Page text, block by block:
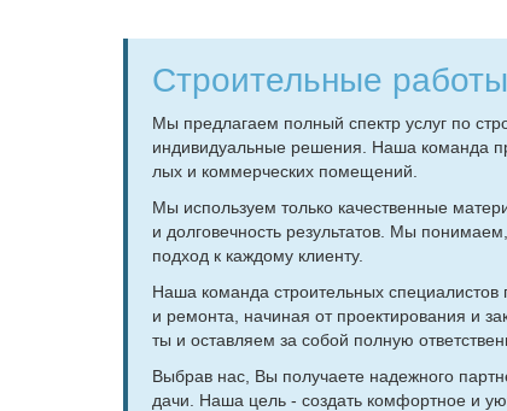
Стро­и­тель­ные
Мы пред­ла­га­ем пол­ный спектр услуг по
ин­ди­ви­ду­аль­ные ре­ше­ния. На­ша ко­ман­да
лых и ком­мер­че­ских по­ме­ще­ний.
Мы ис­поль­зу­ем толь­ко ка­че­ствен­ные
и дол­го­веч­ность ре­зуль­та­тов. Мы
под­ход к каж­до­му кли­ен­ту.
На­ша ко­ман­да стро­и­тель­ных спе­ци­а­ли­стов
и ре­мон­та, на­чи­ная от про­ек­ти­ро­ва­ния и
ты и остав­ля­ем за со­бой пол­ную
Вы­брав нас, Вы по­лу­ча­е­те на­деж­но­го
да­чи. На­ша цель - со­здать ком­форт­ное и